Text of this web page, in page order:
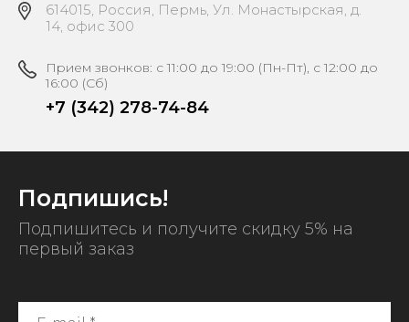
614015, Россия, Пермь, Ул. Монастырская, д.
14, офис 300
Прием звонков: с 11:00 до 19:00 (Пн-Пт), с 12:00 до
16:00 (Сб)
+7 (342) 278-74-84
Подпишись!
Подпишитесь и получите скидку 5% на
первый заказ